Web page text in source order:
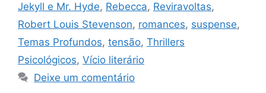
Jekyll e Mr. Hyde, Rebecca, Reviravoltas,
Robert Louis Stevenson, romances, suspense,
Temas Profundos, tensão, Thrillers
Psicológicos, Vício literário
Deixe um comentário